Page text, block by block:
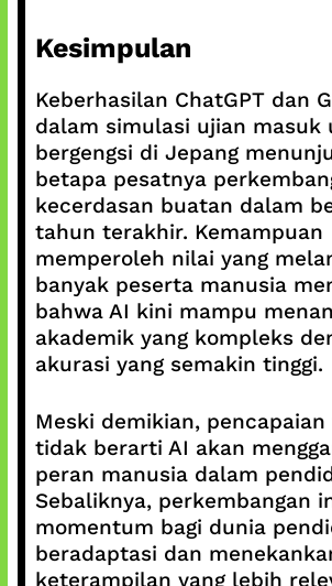
Kesimpulan
Keberhasilan ChatGPT dan
dalam simulasi ujian masuk
bergengsi di Jepang
betapa pesatnya
kecerdasan buatan dalam
tahun terakhir. Kemampuan
memperoleh nilai yang
banyak peserta manusia
bahwa AI kini mampu
akademik yang kompleks
akurasi yang semakin tinggi.
Meski demikian,
tidak berarti AI akan
peran manusia dalam
Sebaliknya, perkembangan
momentum bagi dunia
beradaptasi dan
keterampilan yang lebih